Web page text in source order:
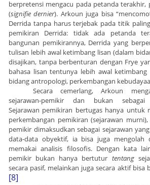
berpretensi mengacu pada petanda terakhir,
(signifie dernier). Arkoun juga bisa
Derrida tanpa harus terjebak pada titik
pemikiran Derrida: tidak ada petanda
bangunan pemikirannya, Derrida yang
tulisan lebih awal ketimbang lisan (dalam
disajikan, tanpa berbenturan dengan Frye
bahasa lisan tentunya lebih awal ketimbang
bidang antropologi, perkembangan
Secara cemerlang, Arkoun
sejarawan-pemikir dan bukan sebagai
Sejarawan pemikiran bertugas hanya untuk
perkembangan pemikiran (sejarawan
pemikir dimaksudkan sebagai sejarawan
data-data obyektif, ia bisa juga mengolah
memakai analisis filosofis. Dengan kata
pemikir bukan hanya bertutur tentang
secara pasif, melainkan juga secara aktif bisa
[8]